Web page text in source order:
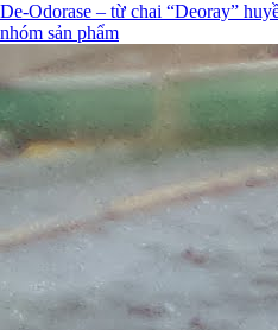
De-Odorase – từ chai “Deoray”
nhóm sản phẩm